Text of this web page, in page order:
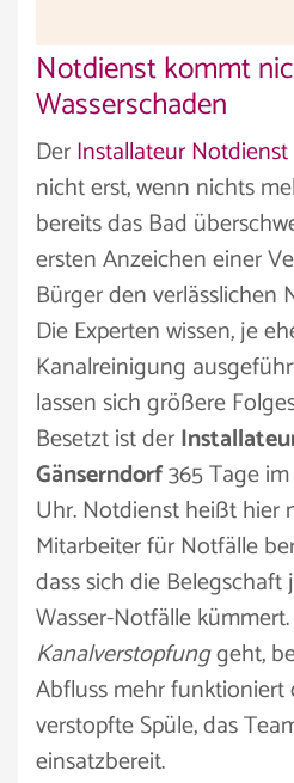
Notdienst kommt
Wasserschaden
DerInstallateur
nicht erst, wenn nichts
bereits das Bad
ersten Anzeichen einer
Bürger den verlässlichen
Die Experten wissen, je
Kanalreinigung
lassen sich größere
Besetzt ist der
Gänserndorf365 Tage
Uhr. Notdienst heißt hier
Mitarbeiter für Notfälle
dass sich die
Wasser-Notfälle
Kanalverstopfunggeht,
Abfluss mehr
verstopfte Spüle, das
einsatzbereit.